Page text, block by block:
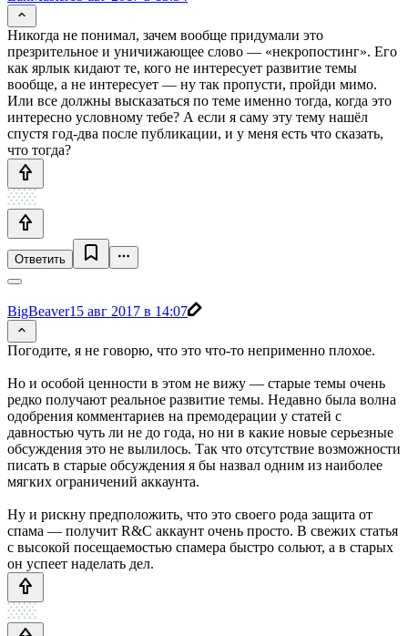
Никогда не понимал, зачем вообще придумали это
презрительное и уничижающее слово — «некропостинг». Его
как ярлык кидают те, кого не интересует развитие темы
вообще, а не интересует — ну так пропусти, пройди мимо.
Или все должны высказаться по теме именно тогда, когда это
интересно условному тебе? А если я саму эту тему нашёл
спустя год-два после публикации, и у меня есть что сказать,
что тогда?
Ответить
BigBeaver15 авг 2017 в 14:07
Погодите, я не говорю, что это что-то неприменно плохое.
Но и особой ценности в этом не вижу — старые темы очень
редко получают реальное развитие темы. Недавно была волна
одобрения комментариев на премодерации у статей с
давностью чуть ли не до года, но ни в какие новые серьезные
обсуждения это не вылилось. Так что отсутствие возможности
писать в старые обсуждения я бы назвал одним из наиболее
мягких ограничений аккаунта.
Ну и рискну предположить, что это своего рода защита от
спама — получит R&C аккаунт очень просто. В свежих статья
с высокой посещаемостью спамера быстро сольют, а в старых
он успеет наделать дел.